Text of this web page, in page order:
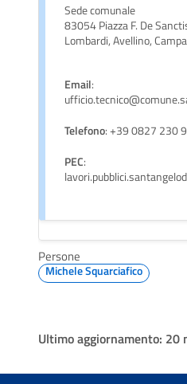
Sede comunale
83054 Piazza F. De
Lombardi, Avellino,
Email:
Telefono: +39 0827 230
PEC:
Persone
Michele Squarciafico
Ultimo aggiornamento: 20